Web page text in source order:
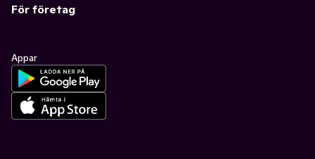
För företag
Appar